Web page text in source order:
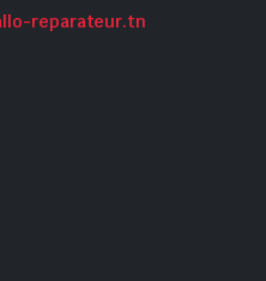
reparateur.tn